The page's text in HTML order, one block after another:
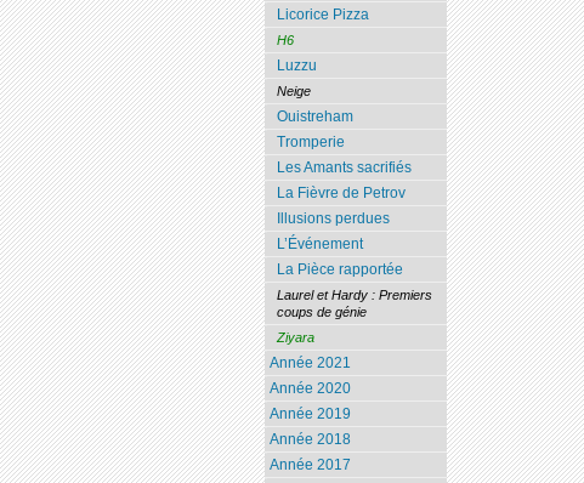
Licorice Pizza
H6
Luzzu
Neige
Ouistreham
Tromperie
Les Amants sacrifiés
La Fièvre de Petrov
Illusions perdues
L’Événement
La Pièce rapportée
Laurel et Hardy : Premiers
coups de génie
Ziyara
Année 2021
Année 2020
Année 2019
Année 2018
Année 2017